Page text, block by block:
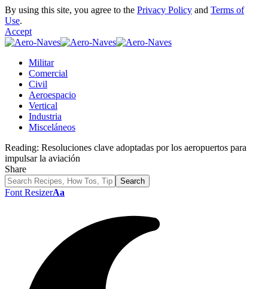
By using this site, you agree to the Privacy Policy and Terms of
Use.
Accept
Militar
Comercial
Civil
Aeroespacio
Vertical
Industria
Misceláneos
Reading: Resoluciones clave adoptadas por los aeropuertos para
impulsar la aviación
Share
Font ResizerAa